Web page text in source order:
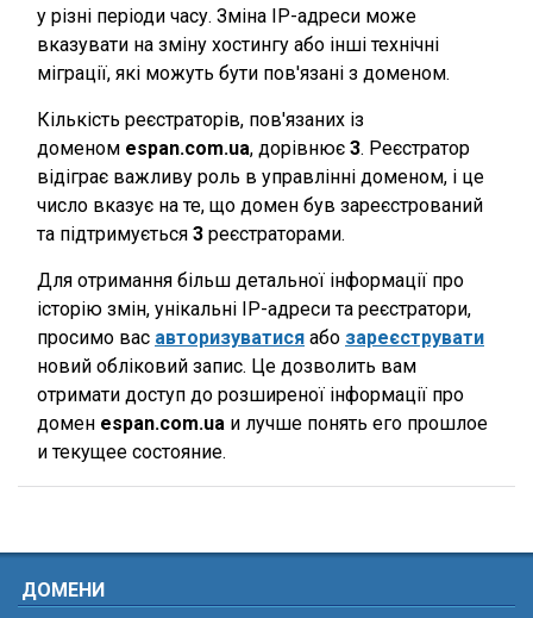
у різні періоди часу. Зміна IP-адреси може
вказувати на зміну хостингу або інші технічні
міграції, які можуть бути пов'язані з доменом.
Кількість реєстраторів, пов'язаних із
доменом espan.com.ua, дорівнює 3. Реєстратор
відіграє важливу роль в управлінні доменом, і це
число вказує на те, що домен був зареєстрований
та підтримується 3 реєстраторами.
Для отримання більш детальної інформації про
історію змін, унікальні IP-адреси та реєстратори,
просимо вас авторизуватися або зареєструвати
новий обліковий запис. Це дозволить вам
отримати доступ до розширеної інформації про
домен espan.com.ua и лучше понять его прошлое
и текущее состояние.
ДОМЕНИ